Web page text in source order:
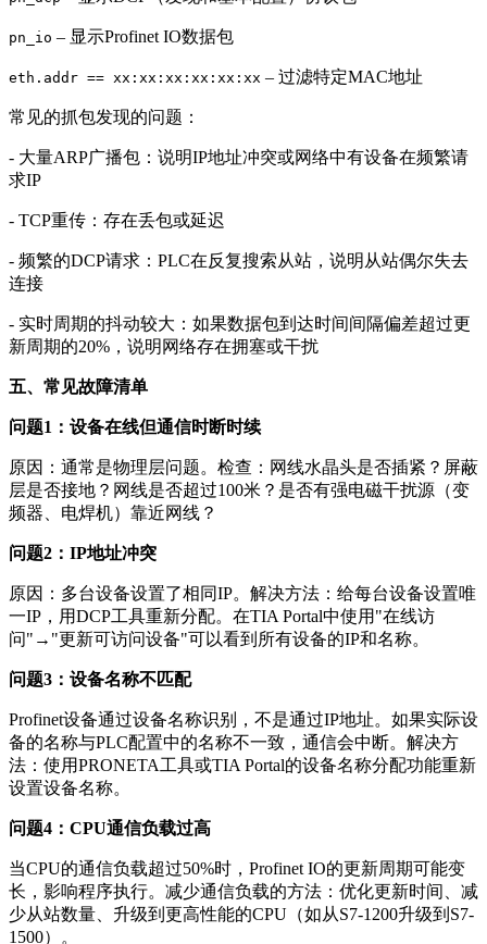
pn_io – 显示Profinet IO数据包
eth.addr == xx:xx:xx:xx:xx:xx – 过滤特定MAC地址
常见的抓包发现的问题：
- 大量ARP广播包：说明IP地址冲突或网络中有设备在频繁请
求IP
- TCP重传：存在丢包或延迟
- 频繁的DCP请求：PLC在反复搜索从站，说明从站偶尔失去
连接
- 实时周期的抖动较大：如果数据包到达时间间隔偏差超过更
新周期的20%，说明网络存在拥塞或干扰
五、常见故障清单
问题1：设备在线但通信时断时续
原因：通常是物理层问题。检查：网线水晶头是否插紧？屏蔽
层是否接地？网线是否超过100米？是否有强电磁干扰源（变
频器、电焊机）靠近网线？
问题2：IP地址冲突
原因：多台设备设置了相同IP。解决方法：给每台设备设置唯
一IP，用DCP工具重新分配。在TIA Portal中使用"在线访
问"→"更新可访问设备"可以看到所有设备的IP和名称。
问题3：设备名称不匹配
Profinet设备通过设备名称识别，不是通过IP地址。如果实际设
备的名称与PLC配置中的名称不一致，通信会中断。解决方
法：使用PRONETA工具或TIA Portal的设备名称分配功能重新
设置设备名称。
问题4：CPU通信负载过高
当CPU的通信负载超过50%时，Profinet IO的更新周期可能变
长，影响程序执行。减少通信负载的方法：优化更新时间、减
少从站数量、升级到更高性能的CPU（如从S7-1200升级到S7-
1500）。